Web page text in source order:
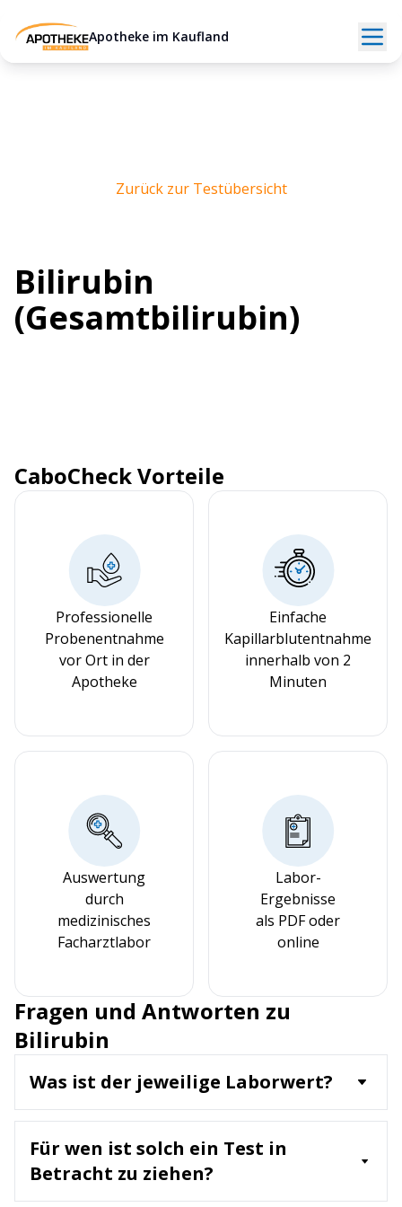
Apotheke im Kaufland
Zurück zur Testübersicht
Bilirubin
(Gesamtbilirubin)
CaboCheck Vorteile
Professionelle
Probenentnahme
vor Ort in der
Apotheke
Einfache
Kapillarblutentnahme
innerhalb von 2
Minuten
Auswertung
durch
medizinisches
Facharztlabor
Labor-
Ergebnisse
als PDF oder
online
Fragen und Antworten zu
Bilirubin
Was ist der jeweilige Laborwert?
Bilirubin ist ein Abbauprodukt des Hämoglobins,
das bei der Zersetzung alter roter
Blutkörperchen entsteht. Der Laborwert misst die
Gesamtbilirubinkonzentration im Blut, die
Für wen ist solch ein Test in
Betracht zu ziehen?
Ein Bilirubin-Test wird empfohlen für: